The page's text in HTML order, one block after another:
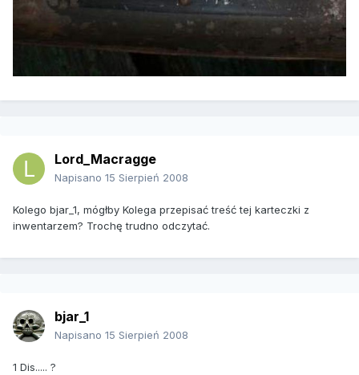
Lord_Macragge
Napisano 15 Sierpień 2008
Kolego bjar_1, mógłby Kolega przepisać treść tej karteczki z
inwentarzem? Trochę trudno odczytać.
bjar_1
Napisano 15 Sierpień 2008
1 Dis..... ?